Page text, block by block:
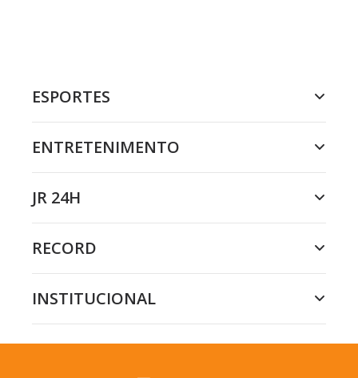
ESPORTES
ENTRETENIMENTO
JR 24H
RECORD
INSTITUCIONAL